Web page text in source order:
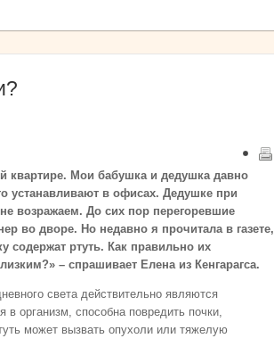
квартире. Мои бабушка и дедушка давно
устанавливают в офисах. Дедушке при
возражаем. До сих пор перегоревшие
во дворе. Но недавно я прочитала в газете,
ртуть. Как правильно их
– спрашивает Елена из Кенгарагса.
света действительно являются
организм, способна повредить почки,
может вызвать опухоли или тяжелую